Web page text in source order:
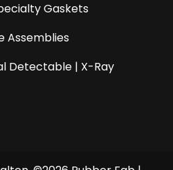
Gaskets
Assemblies
Detectable | X-Ray